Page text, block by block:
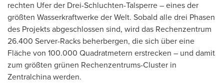
rechten Ufer der Drei-Schluchten-Talsperre – eines der
größten Wasserkraftwerke der Welt. Sobald alle drei Phasen
des Projekts abgeschlossen sind, wird das Rechenzentrum
26.400 Server-Racks beherbergen, die sich über eine
Fläche von 100.000 Quadratmetern erstrecken – und damit
zum größten grünen Rechenzentrums-Cluster in
Zentralchina werden.